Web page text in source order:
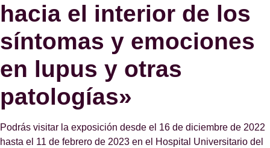
hacia el interior de los
síntomas y emociones
en lupus y otras
patologías»
Podrás visitar la exposición desde el 16 de diciembre de 2022
hasta el 11 de febrero de 2023 en el Hospital Universitario del